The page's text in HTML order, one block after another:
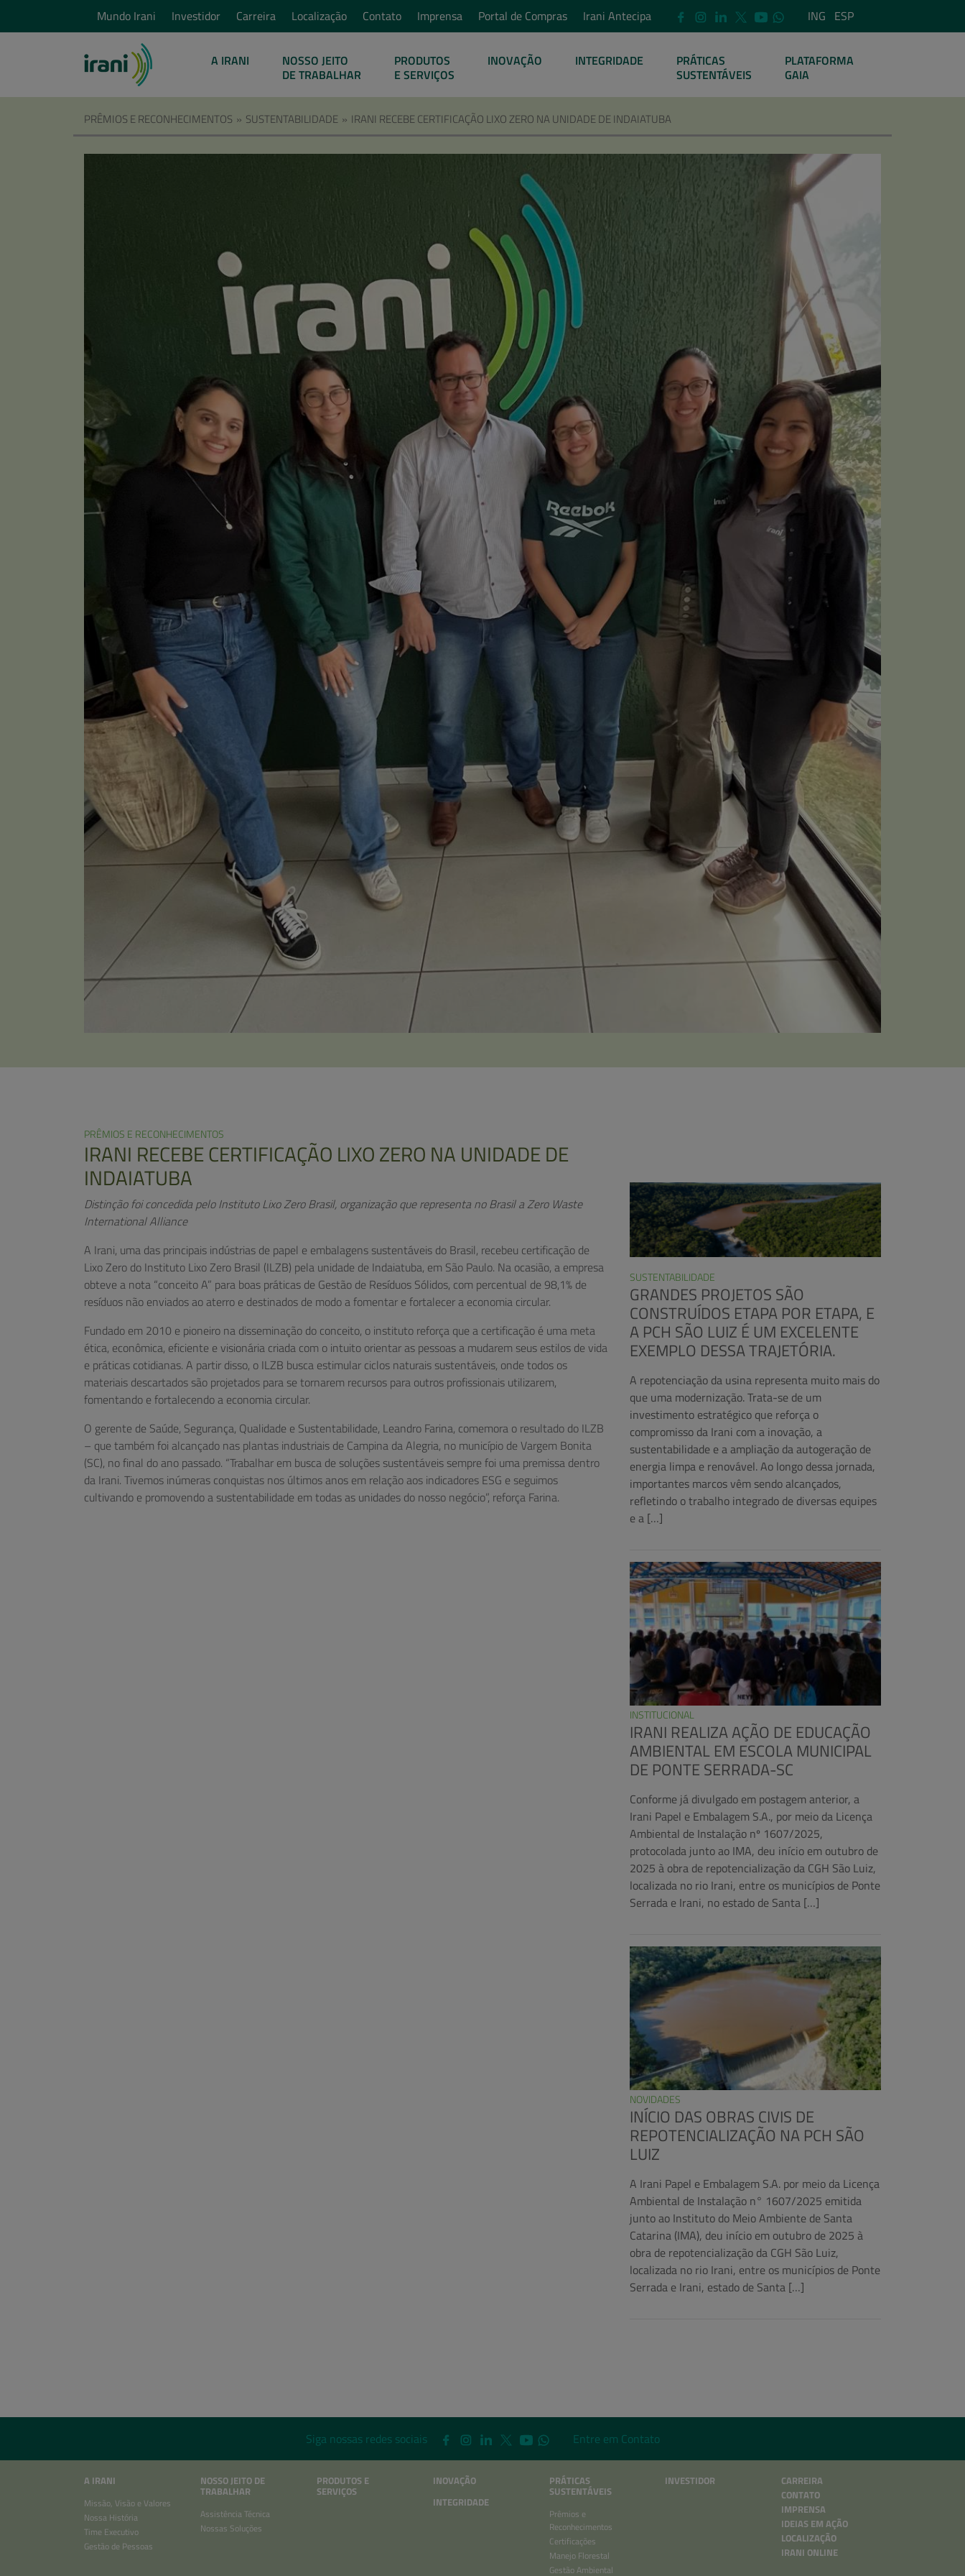
Mundo Irani Investidor Carreira Localização Contato Imprensa Portal de Compras Irani Antecipa ING ESP
A IRANI
NOSSO JEITO
DE TRABALHAR
PRODUTOS
E SERVIÇOS
INOVAÇÃO INTEGRIDADE
PRÁTICAS
SUSTENTÁVEIS
PLATAFORMA
GAIA
PRÊMIOS E RECONHECIMENTOS » SUSTENTABILIDADE » IRANI RECEBE CERTIFICAÇÃO LIXO ZERO NA UNIDADE DE INDAIATUBA
PRÊMIOS E RECONHECIMENTOS
IRANI RECEBE CERTIFICAÇÃO LIXO ZERO NA UNIDADE DE
INDAIATUBA
Distinção foi concedida pelo Instituto Lixo Zero Brasil, organização que representa no Brasil a Zero Waste
International Alliance
A Irani, uma das principais indústrias de papel e embalagens sustentáveis do Brasil, recebeu certificação de
Lixo Zero do Instituto Lixo Zero Brasil (ILZB) pela unidade de Indaiatuba, em São Paulo. Na ocasião, a empresa
obteve a nota “conceito A” para boas práticas de Gestão de Resíduos Sólidos, com percentual de 98,1% de
resíduos não enviados ao aterro e destinados de modo a fomentar e fortalecer a economia circular.
Fundado em 2010 e pioneiro na disseminação do conceito, o instituto reforça que a certificação é uma meta
ética, econômica, eficiente e visionária criada com o intuito orientar as pessoas a mudarem seus estilos de vida
e práticas cotidianas. A partir disso, o ILZB busca estimular ciclos naturais sustentáveis, onde todos os
materiais descartados são projetados para se tornarem recursos para outros profissionais utilizarem,
fomentando e fortalecendo a economia circular.
O gerente de Saúde, Segurança, Qualidade e Sustentabilidade, Leandro Farina, comemora o resultado do ILZB
– que também foi alcançado nas plantas industriais de Campina da Alegria, no município de Vargem Bonita
(SC), no final do ano passado. “Trabalhar em busca de soluções sustentáveis sempre foi uma premissa dentro
da Irani. Tivemos inúmeras conquistas nos últimos anos em relação aos indicadores ESG e seguimos
cultivando e promovendo a sustentabilidade em todas as unidades do nosso negócio”, reforça Farina.
SUSTENTABILIDADE
GRANDES PROJETOS SÃO
CONSTRUÍDOS ETAPA POR ETAPA, E
A PCH SÃO LUIZ É UM EXCELENTE
EXEMPLO DESSA TRAJETÓRIA.
A repotenciação da usina representa muito mais do
que uma modernização. Trata-se de um
investimento estratégico que reforça o
compromisso da Irani com a inovação, a
sustentabilidade e a ampliação da autogeração de
energia limpa e renovável. Ao longo dessa jornada,
importantes marcos vêm sendo alcançados,
refletindo o trabalho integrado de diversas equipes
e a […]
INSTITUCIONAL
IRANI REALIZA AÇÃO DE EDUCAÇÃO
AMBIENTAL EM ESCOLA MUNICIPAL
DE PONTE SERRADA-SC
Conforme já divulgado em postagem anterior, a
Irani Papel e Embalagem S.A., por meio da Licença
Ambiental de Instalação nº 1607/2025,
protocolada junto ao IMA, deu início em outubro de
2025 à obra de repotencialização da CGH São Luiz,
localizada no rio Irani, entre os municípios de Ponte
Serrada e Irani, no estado de Santa […]
NOVIDADES
INÍCIO DAS OBRAS CIVIS DE
REPOTENCIALIZAÇÃO NA PCH SÃO
LUIZ
A Irani Papel e Embalagem S.A. por meio da Licença
Ambiental de Instalação n° 1607/2025 emitida
junto ao Instituto do Meio Ambiente de Santa
Catarina (IMA), deu início em outubro de 2025 à
obra de repotencialização da CGH São Luiz,
localizada no rio Irani, entre os municípios de Ponte
Serrada e Irani, estado de Santa […]
Siga nossas redes sociais Entre em Contato
A IRANI
Missão, Visão e Valores
Nossa História
Time Executivo
Gestão de Pessoas
NOSSO JEITO DE
TRABALHAR
Assistência Técnica
Nossas Soluções
PRODUTOS E
SERVIÇOS
INOVAÇÃO
INTEGRIDADE
PRÁTICAS
SUSTENTÁVEIS
Prêmios e
Reconhecimentos
Certificações
Manejo Florestal
Gestão Ambiental
INVESTIDOR
CARREIRA
CONTATO
IMPRENSA
IDEIAS EM AÇÃO
LOCALIZAÇÃO
IRANI ONLINE